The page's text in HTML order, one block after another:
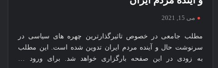
– کتاب
نخبگان
ورزش
در جهان
نخبگان اقتصادی جهان اسلام
می 15, 2021
مطلب جامعی در خصوص تاثیرگذارترین چهره های سیاسی در
سرنوشت حال و آینده مردم ایران تدوین شده است. این مطلب
به زودی در این صفحه بارگزاری خواهد شد. برای ورود …